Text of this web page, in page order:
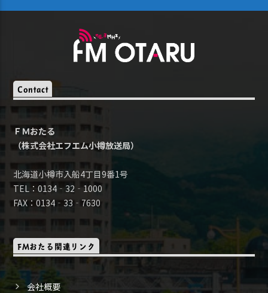
Contact
ＦＭおたる
（株式会社エフエム小樽放送局）
北海道小樽市入船4丁目9番1号
TEL：0134‐32‐1000
FAX：0134‐33‐7630
FMおたる関連リンク
会社概要